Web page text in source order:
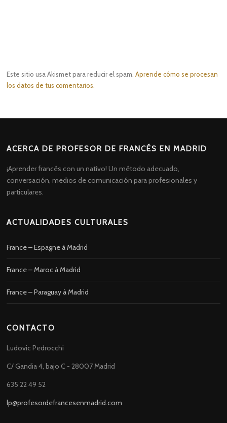
Este sitio usa Akismet para reducir el spam.Aprende cómo se procesan
los datos de tus comentarios.
ACERCA DE PROFESOR DE FRANCÉS EN MADRID
¡Aprender francés con un nativo! Un método adecuado,
conversación, medios de comunicación para profesionales y
particulares.
ACTUALIDADES CULTURALES
France – Espagne à Madrid
France – Maroc à Madrid
France – Paraguay à Madrid
CONTACTO
Ludovic Pedrocchi
C/ Gandia 4, bajo C - 28007 Madrid
635 22 49 52
lp@profesordefrancesenmadrid.com